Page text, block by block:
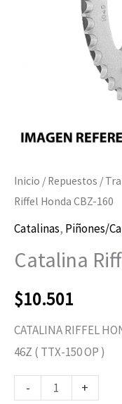
Inicio / Repuestos /
Riffel Honda CBZ-160
Catalinas, Piñones/
Catalina
$10.501
CATALINA RIFFEL
46Z ( TTX-150 OP )
- +